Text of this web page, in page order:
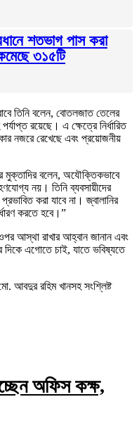
শতভাগ পাস করা
৩১৫টি
তিনি বলেন, বোতলজাত তেলের
রয়েছে। এ ক্ষেত্রে নির্ধারিত
নজরে রেখেছে এবং প্রয়োজনীয়
মুক্তাদির বলেন, অযৌক্তিকভাবে
নয়। তিনি ব্যবসায়ীদের
করা যাবে না। জ্বালানির
করতে হবে।”
আস্থা রাখার আহ্বান জানান এবং
দিকে এগোতে চাই, যাতে ভবিষ্যতে
আবদুর রহিম খানসহ সংশ্লিষ্ট
অফিস কক্ষ,